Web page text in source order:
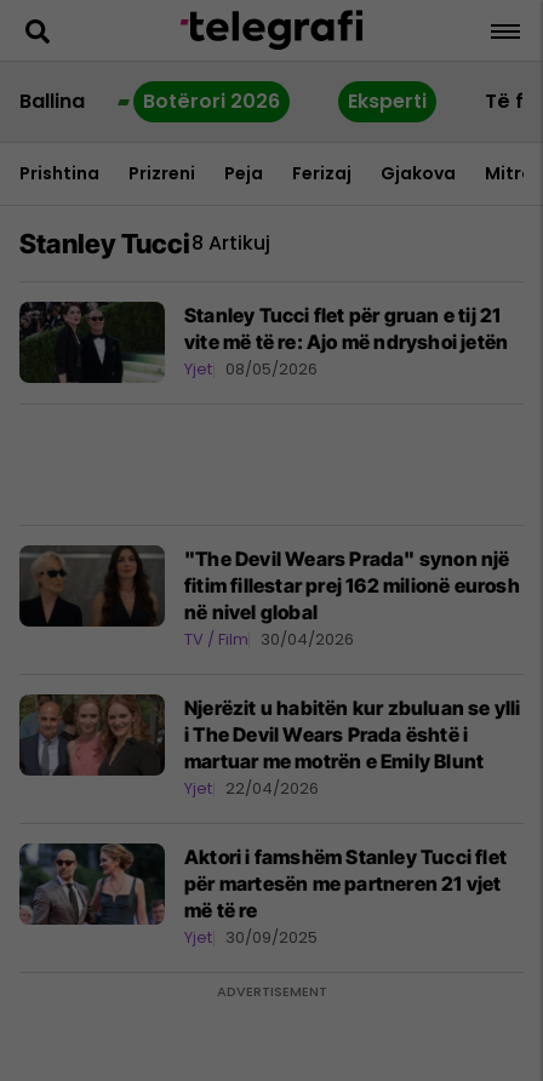
Ballina Botërori 2026 Eksperti Të
Prishtina Prizreni Peja Ferizaj Gjakova
Stanley Tucci8 Artikuj
Stanley Tucci flet për gruan e tij 21
vite më të re: Ajo më ndryshoi jetën
Yjet 08/05/2026
"The Devil Wears Prada" synon një
fitim fillestar prej 162 milionë eurosh
në nivel global
TV / Film 30/04/2026
Njerëzit u habitën kur zbuluan se ylli
i The Devil Wears Prada është i
martuar me motrën e Emily Blunt
Yjet 22/04/2026
Aktori i famshëm Stanley Tucci flet
për martesën me partneren 21 vjet
më të re
Yjet 30/09/2025